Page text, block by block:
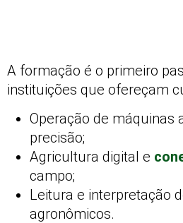
A formação é o primeiro
instituições que ofereçam
Operação de máquinas
precisão;
Agricultura digital e
campo;
Leitura e interpretação
agronômicos.